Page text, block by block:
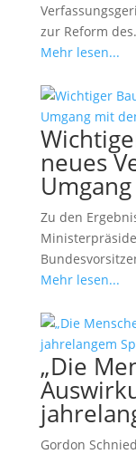
zur Reform
Mehr lesen...
neues
Zu den
Mehr lesen...
„Die
Gordon